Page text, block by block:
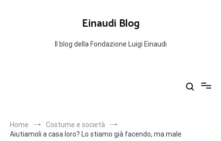
Einaudi Blog
Il blog della Fondazione Luigi Einaudi
Home
Costume e società
Aiutiamoli a casa loro? Lo stiamo già facendo, ma male